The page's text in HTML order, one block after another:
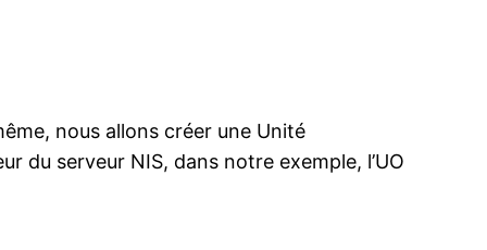
nous allons créer une Unité
du serveur NIS, dans notre exemple, l’UO